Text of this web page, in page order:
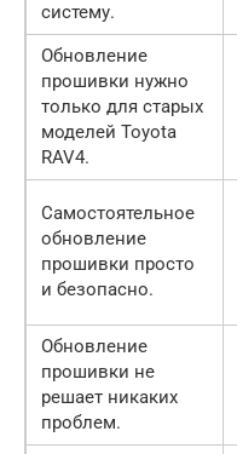
систему.
Обновление
прошивки нужно
только для старых
моделей Toyota
RAV4.
Самостоятельное
обновление
прошивки просто
и безопасно.
Обновление
прошивки не
решает никаких
проблем.